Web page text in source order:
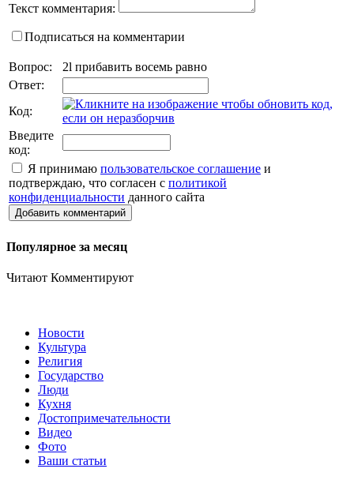
Текст комментария:
Подписаться на комментарии
Вопрос:
2l прибавить восемь равно
Ответ:
Код:
Введите
код:
Я принимаю пользовательское соглашение и
подтверждаю, что согласен с политикой
конфиденциальности данного сайта
Добавить комментарий
Популярное за месяц
Читают Комментируют
Новости
Культура
Религия
Государство
Люди
Кухня
Достопримечательности
Видео
Фото
Ваши статьи